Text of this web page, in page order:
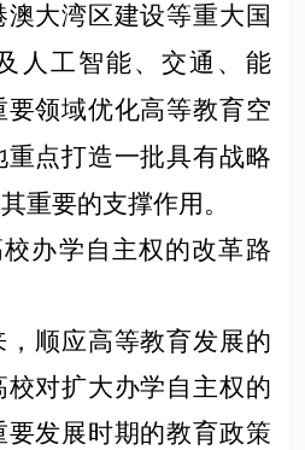
大湾区建设等重大国
人工智能、交通、能
领域优化高等教育空
点打造一批具有战略
重要的支撑作用。
办学自主权的改革路
，顺应高等教育发展的
对扩大办学自主权的
发展时期的教育政策